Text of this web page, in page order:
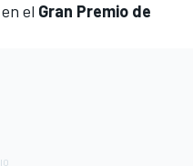
en el Gran Premio de